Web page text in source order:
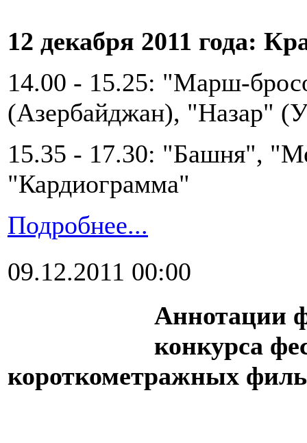
12 декабря 2011 года:
14.00 - 15.25: "Марш-
(Азербайджан), "Назар"
15.35 - 17.30: "Башня",
"Кардиограмма"
Подробнее...
09.12.2011 00:00
Аннотации
конкурса
короткометражных